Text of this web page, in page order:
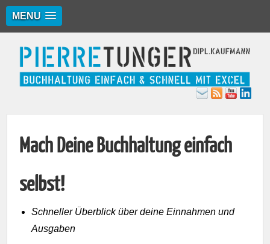
MENU
Mach Deine Buchhaltung einfach
selbst!
Schneller Überblick über deine Einnahmen und
Ausgaben